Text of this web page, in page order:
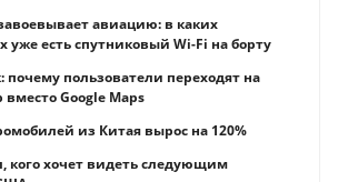
авиацию: в каких
уже есть спутниковый Wi-Fi на борту
почему пользователи переходят на
вместо Google Maps
из Китая вырос на 120%
кого хочет видеть следующим